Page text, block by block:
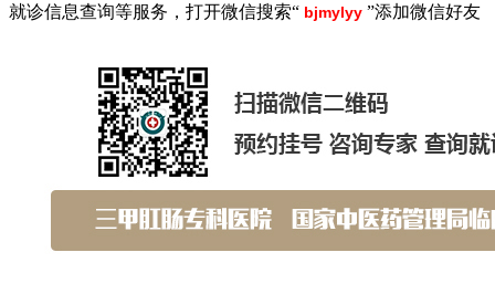
就诊信息查询等服务，打开微信搜索“ bjmylyy ”添加微信好友